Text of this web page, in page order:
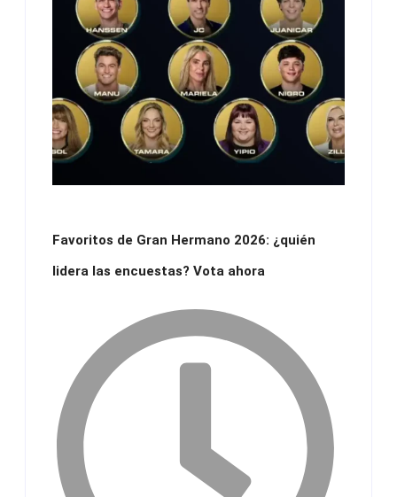
Favoritos de Gran Hermano 2026: ¿quién
lidera las encuestas? Vota ahora